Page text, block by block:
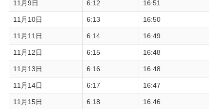
11月9日 6:12 16:51
11月10日 6:13 16:50
11月11日 6:14 16:49
11月12日 6:15 16:48
11月13日 6:16 16:48
11月14日 6:17 16:47
11月15日 6:18 16:46